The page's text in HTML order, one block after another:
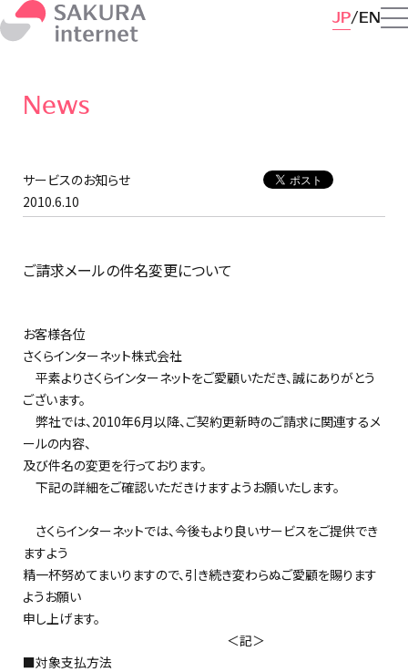
JP EN
News
サービスのお知らせ
2010.6.10
ご請求メールの件名変更について
お客様各位
さくらインターネット株式会社
平素よりさくらインターネットをご愛顧いただき、誠にありがとう
ございます。
弊社では、2010年6月以降、ご契約更新時のご請求に関連するメ
ールの内容、
及び件名の変更を行っております。
下記の詳細をご確認いただきけますようお願いたします。
さくらインターネットでは、今後もより良いサービスをご提供でき
ますよう
精一杯努めてまいりますので、引き続き変わらぬご愛顧を賜ります
ようお願い
申し上げます。
＜記＞
■対象支払方法